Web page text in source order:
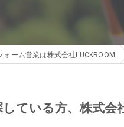
ォーム営業は株式会社LUCKROOM
ている方、株式